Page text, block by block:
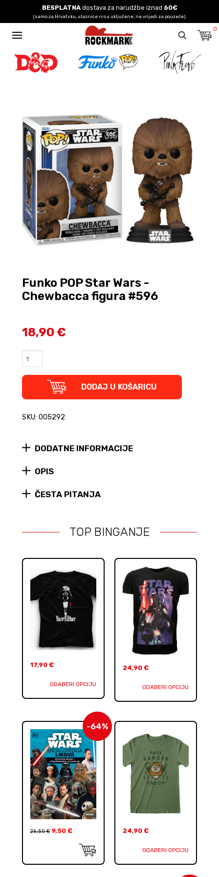
BESPLATNAdostava za narudžbe iznad 60€
(samo za Hrvatsku, ulaznice nisu uključene, ne vrijedi za pouzeće)
0
Funko POP Star Wars -
Chewbacca figura #596
18,90 €
Star
figura
DODAJ U KOŠARICU
SKU: 005292
DODATNE INFORMACIJE
OPIS
ČESTA PITANJA
TOP BINGANJE
17,90 €
ODABERI OPCIJU
24,90 €
ODABERI OPCIJU
-64%
26,50€ 9,50 € 24,90 €
ODABERI OPCIJU